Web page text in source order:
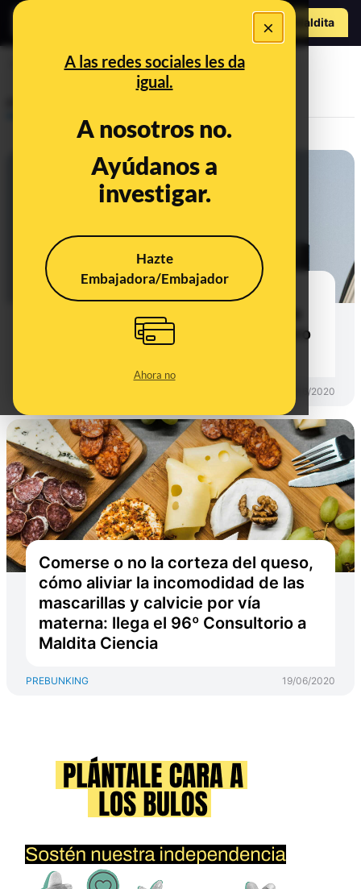
×
A las redes sociales les da
igual.
A nosotros no.
Ayúdanos a
investigar.
Hazte
Embajadora/Embajador
Ahora no
Hazte Maldita
Si en el ser humano las razas no
existen, ¿de dónde sale la idea de
que "los negros son más altos pero
25/06/2020
Comerse o no la corteza del queso,
cómo aliviar la incomodidad de las
mascarillas y calvicie por vía
materna: llega el 96º Consultorio a
Maldita Ciencia
PREBUNKING 19/06/2020